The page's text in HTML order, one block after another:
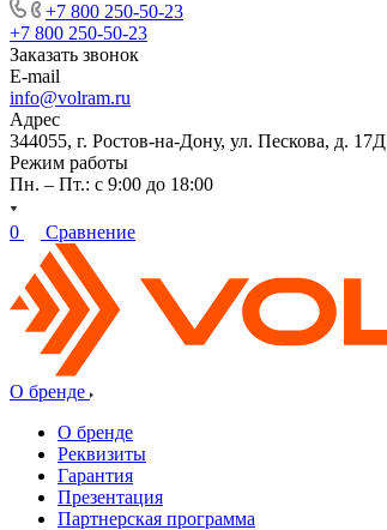
+7 800 250-50-23
+7 800 250-50-23
Заказать звонок
E-mail
info@volram.ru
Адрес
344055, г. Ростов-на-Дону, ул. Пескова, д. 17Д
Режим работы
Пн. – Пт.: с 9:00 до 18:00
0 Сравнение
О бренде
О бренде
Реквизиты
Гарантия
Презентация
Партнерская программа